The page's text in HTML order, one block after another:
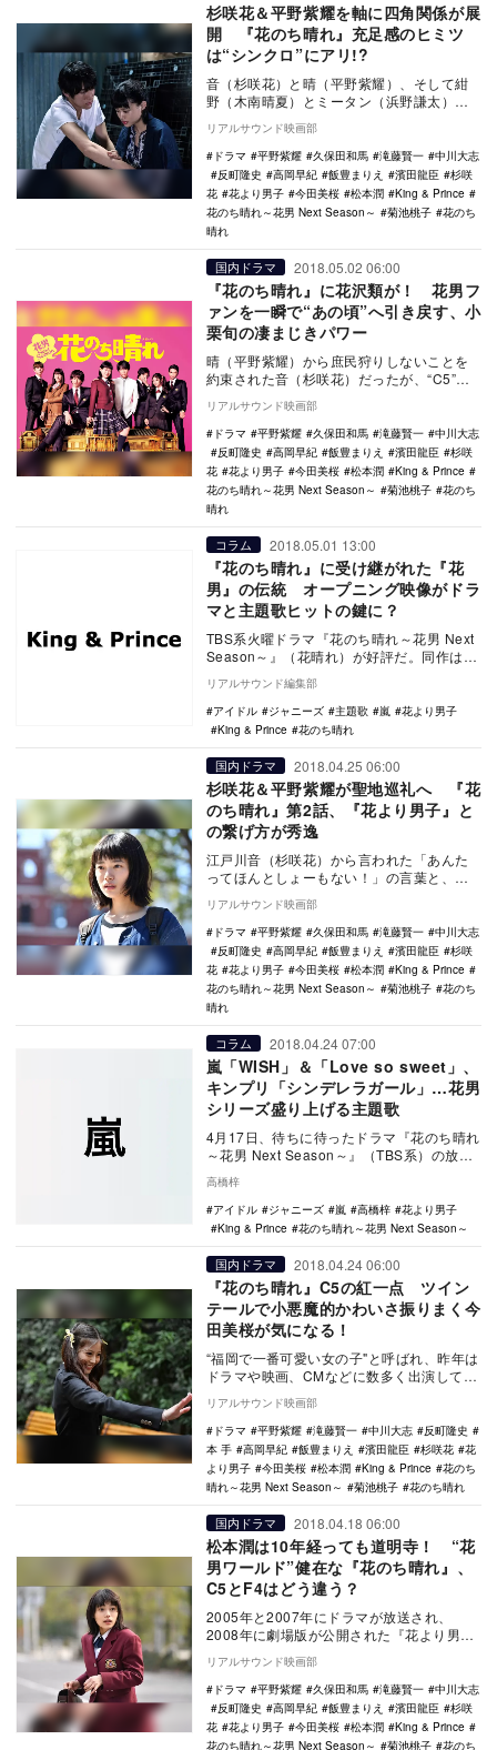
杉咲花＆平野紫耀を軸に四角関係が展
開 『花のち晴れ』充足感のヒミツ
は“シンクロ”にアリ!?
音（杉咲花）と晴（平野紫耀）、そして紺
野（木南晴夏）とミータン（浜野謙太）の4
人でグループデート中、もんじゃ焼き屋に
愛莉（今田美…
リアルサウンド映画部
ドラマ
平野紫耀 久保田和馬 滝藤賢一
中川大志
反町隆史
高岡早紀 飯豊まりえ 濱田龍臣
杉咲
花
花より男子 今田美桜 松本潤
King & Prince
花のち晴れ～花男 Next Season～
菊池桃子
花のち
晴れ
国内ドラマ 2018.05.02 06:00
『花のち晴れ』に花沢類が！ 花男フ
ァンを一瞬で“あの頃”へ引き戻す、小
栗旬の凄まじきパワー
晴（平野紫耀）から庶民狩りしないことを
約束された音（杉咲花）だったが、“C5”の
メンバーで晴に想いを寄せる愛莉（今田美
桜）の策略…
リアルサウンド映画部
ドラマ
平野紫耀 久保田和馬 滝藤賢一
中川大志
反町隆史
高岡早紀 飯豊まりえ 濱田龍臣
杉咲
花
花より男子 今田美桜 松本潤
King & Prince
花のち晴れ～花男 Next Season～
菊池桃子
花のち
晴れ
コラム 2018.05.01 13:00
『花のち晴れ』に受け継がれた『花
男』の伝統 オープニング映像がドラ
マと主題歌ヒットの鍵に？
TBS系火曜ドラマ『花のち晴れ～花男 Next
Season～』（花晴れ）が好評だ。同作は
2005年放送『花より男子』、2007…
リアルサウンド編集部
アイドル
ジャニーズ 主題歌 嵐
花より男子
King & Prince
花のち晴れ
国内ドラマ 2018.04.25 06:00
杉咲花＆平野紫耀が聖地巡礼へ 『花
のち晴れ』第2話、『花より男子』と
の繋げ方が秀逸
江戸川音（杉咲花）から言われた「あんた
ってほんとしょーもない！」の言葉と、子
供の頃に憧れの道明寺からかけられた言葉
を重ね、徐々に…
リアルサウンド映画部
ドラマ
平野紫耀 久保田和馬 滝藤賢一
中川大志
反町隆史
高岡早紀 飯豊まりえ 濱田龍臣
杉咲
花
花より男子 今田美桜 松本潤
King & Prince
花のち晴れ～花男 Next Season～
菊池桃子
花のち
晴れ
コラム 2018.04.24 07:00
嵐「WISH」＆「Love so sweet」、
キンプリ「シンデレラガール」…花男
シリーズ盛り上げる主題歌
4月17日、待ちに待ったドラマ『花のち晴れ
～花男 Next Season～』（TBS系）の放送
がスタートした。『花より男子』シリ…
高橋梓
アイドル
ジャニーズ 嵐 高橋梓
花より男子
King & Prince
花のち晴れ～花男 Next Season～
国内ドラマ 2018.04.24 06:00
『花のち晴れ』C5の紅一点 ツイン
テールで小悪魔的かわいさ振りまく今
田美桜が気になる！
“福岡で一番可愛い女の子"と呼ばれ、昨年は
ドラマや映画、CMなどに数多く出演してき
た人気急上昇中の女優・今田美桜。そんな
彼女が、…
リアルサウンド映画部
ドラマ
平野紫耀 滝藤賢一 中川大志
反町隆史
本 手
高岡早紀 飯豊まりえ 濱田龍臣 杉咲花
花
より男子
今田美桜 松本潤 King & Prince
花のち
晴れ～花男 Next Season～
菊池桃子 花のち晴れ
国内ドラマ 2018.04.18 06:00
松本潤は10年経っても道明寺！ “花
男ワールド”健在な『花のち晴れ』、
C5とF4はどう違う？
2005年と2007年にドラマが放送され、
2008年に劇場版が公開された『花より男
子』。それから10年の月日が流れ、新たに
はじま…
リアルサウンド映画部
ドラマ
平野紫耀 久保田和馬 滝藤賢一
中川大志
反町隆史
高岡早紀 飯豊まりえ 濱田龍臣
杉咲
花
花より男子 今田美桜 松本潤
King & Prince
花のち晴れ～花男 Next Season～
菊池桃子 花のち